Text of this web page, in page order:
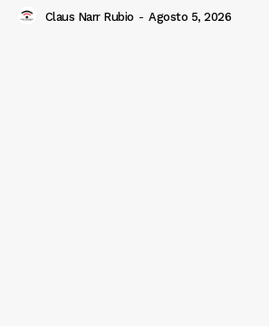
Claus Narr Rubio - Agosto 5, 2026